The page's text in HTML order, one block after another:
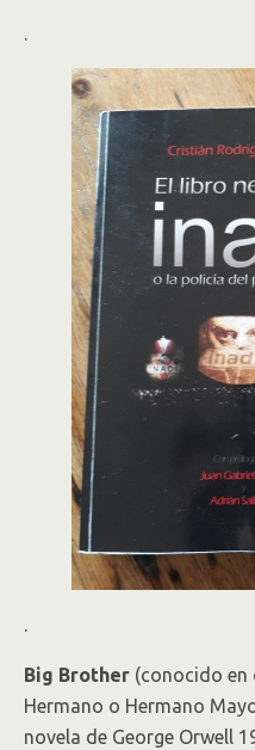
.
.
Big Brother (conocido en
Hermano o Hermano
novela de George Orwell